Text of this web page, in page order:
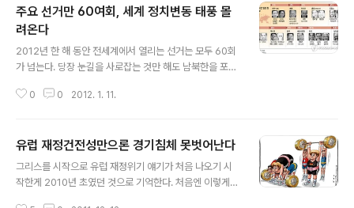
주요 선거만 60여회, 세계 정치변동 태풍 몰
려온다
2012년 한 해 동안 전세계에서 열리는 선거는 모두 60회
가 넘는다. 당장 눈길을 사로잡는 것만 해도 남북한을 포함
에서는 10월 공산당 전국대표대회에서 시진핑 국가주석-
앞두고 벌써부터 선거열기가 달아오르기 시작했다. 눈길을
유럽으로 돌려보면 핀란드 대선이 1월이고 프랑스 대선이
4월이다. 이밖에도 멕시코(7월), 인도(7월), 터키(12월)에
0 0 2012. 1. 11.
유럽 재정건전성만으론 경기침체 못벗어난다
그리스를 시작으로 유럽 재정위기 얘기가 처음 나오기 시
작한게 2010년 초였던 것으로 기억한다. 처음엔 이렇게까